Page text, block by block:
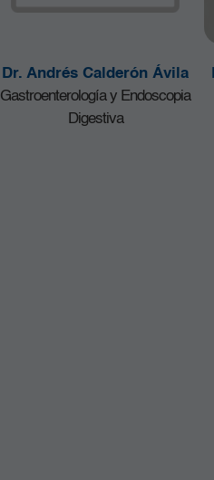
Dr. Andrés Calderón Ávila
Gastroenterología y Endoscopia
Digestiva